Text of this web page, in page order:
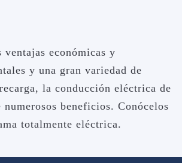
ventajas económicas y
y una gran variedad de
la conducción eléctrica de
numerosos beneficios. Conócelos
totalmente eléctrica.